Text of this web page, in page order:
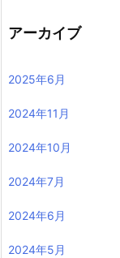
アーカイブ
2025年6月
2024年11月
2024年10月
2024年7月
2024年6月
2024年5月